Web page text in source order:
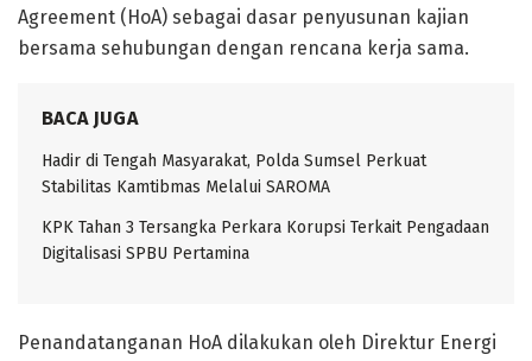
Agreement (HoA) sebagai dasar penyusunan kajian
bersama sehubungan dengan rencana kerja sama.
BACA JUGA
Hadir di Tengah Masyarakat, Polda Sumsel Perkuat
Stabilitas Kamtibmas Melalui SAROMA
KPK Tahan 3 Tersangka Perkara Korupsi Terkait Pengadaan
Digitalisasi SPBU Pertamina
Penandatanganan HoA dilakukan oleh Direktur Energi